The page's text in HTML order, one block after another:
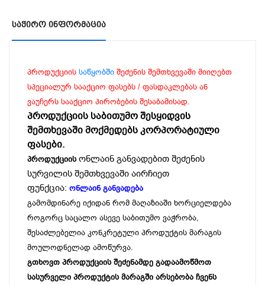
Საჭირო Ინფორმაცია
პროდუქციის საწყობში შეძენის შემთხვევაში მიიღებთ
სპეციალურ სააქციო ფასებს / ფასდაკლებას ან
ვაუჩერს სააქციო პირობების შესაბამისად.
პროდუქციის საბითუმო შესყიდვის
შემთხევაში მოქმედებს კორპორატიული
ფასები.
პროდუქციის ონლაინ განვადებით შეძენის
სურვილის შემთხვევაში აირჩიეთ
ფუნქცია: ონლაინ განვადება
გამომდინარე იქიდან რომ მაღაზიაში ხორციელდება
როგორც საცალო ასევე საბითუმო ვაჭრობა,
შესაძლებელია კონკრეტული პროდუქტის მარაგის
მოულოდნელად ამოწურვა.
გთხოვთ პროდუქციის შეძენამდე გადაამოწმოთ
სასურველი პროდუქტის მარაგში არსებობა ჩვენს